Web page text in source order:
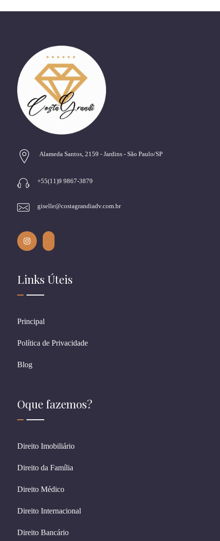
Alameda Santos, 2159 - Jardins - São Paulo/SP
+55(11)9 9867-3879
giselle@costagrandiadv.com.br
Links Úteis
Principal
Política de Privacidade
Blog
Oque fazemos?
Direito Imobiliário
Direito da Família
Direito Médico
Direito Internacional
Direito Bancário